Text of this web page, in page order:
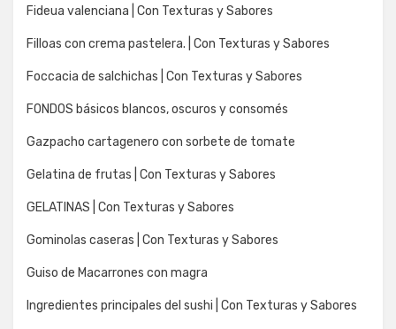
Fideua valenciana | Con Texturas y Sabores
Filloas con crema pastelera. | Con Texturas y Sabores
Foccacia de salchichas | Con Texturas y Sabores
FONDOS básicos blancos, oscuros y consomés
Gazpacho cartagenero con sorbete de tomate
Gelatina de frutas | Con Texturas y Sabores
GELATINAS | Con Texturas y Sabores
Gominolas caseras | Con Texturas y Sabores
Guiso de Macarrones con magra
Ingredientes principales del sushi | Con Texturas y Sabores